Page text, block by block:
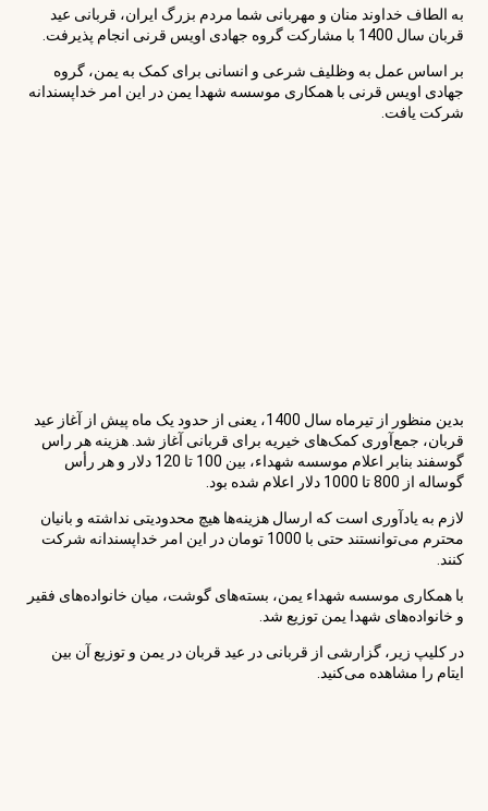
به الطاف خداوند منان و مهربانی شما مردم بزرگ ایران، قربانی عید
قربان سال 1400 با مشارکت گروه جهادی اویس قرنی انجام پذیرفت.
بر اساس عمل به وظلیف شرعی و انسانی برای کمک به یمن، گروه
جهادی اویس قرنی با همکاری موسسه شهدا یمن در این امر خداپسندانه
شرکت یافت.
بدین منظور از تیرماه سال 1400، یعنی از حدود یک ماه پیش از آغاز عید
قربان، جمع‌آوری کمک‌های خیریه برای قربانی آغاز شد. هزینه هر راس
گوسفند بنابر اعلام موسسه شهداء، بین 100 تا 120 دلار و هر رأس
گوساله از 800 تا 1000 دلار اعلام شده بود.
لازم به یادآوری است که ارسال هزینه‌ها هیچ محدودیتی نداشته و بانیان
محترم می‌توانستند حتی با 1000 تومان در این امر خداپسندانه شرکت
کنند.
با همکاری موسسه شهداء یمن، بسته‌های گوشت، میان خانواده‌های فقیر
و خانواده‌های شهدا یمن توزیع شد.
در کلیپ زیر، گزارشی از قربانی در عید قربان در یمن و توزیع آن بین
ایتام را مشاهده می‌کنید.